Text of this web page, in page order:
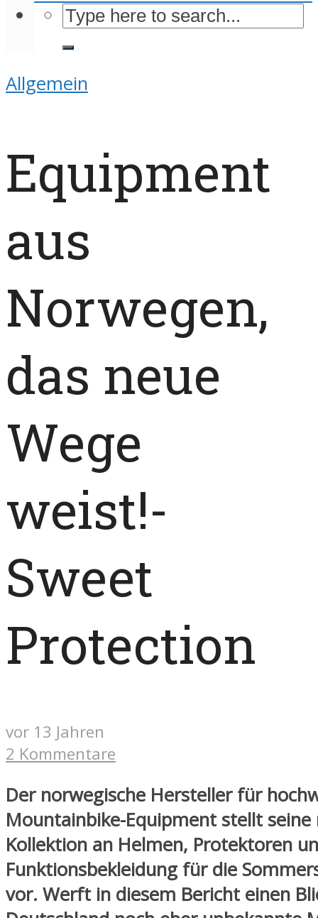
Allgemein
Equipment
aus
Norwegen,
das neue
Wege
weist!-
Sweet
Protection
vor 13 Jahren
2 Kommentare
Der norwegische Hersteller für
Mountainbike-Equipment stellt seine
Kollektion an Helmen, Protektoren
Funktionsbekleidung für die
vor. Werft in diesem Bericht einen